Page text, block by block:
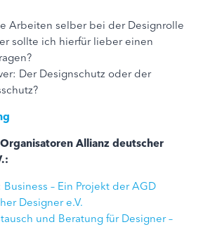
Arbeiten selber bei der Designrolle
sollte ich hierfür lieber einen
Der Designschutz oder der
Allianz deutscher
– Ein Projekt der AGD
Designer e.V.
und Beratung für Designer –